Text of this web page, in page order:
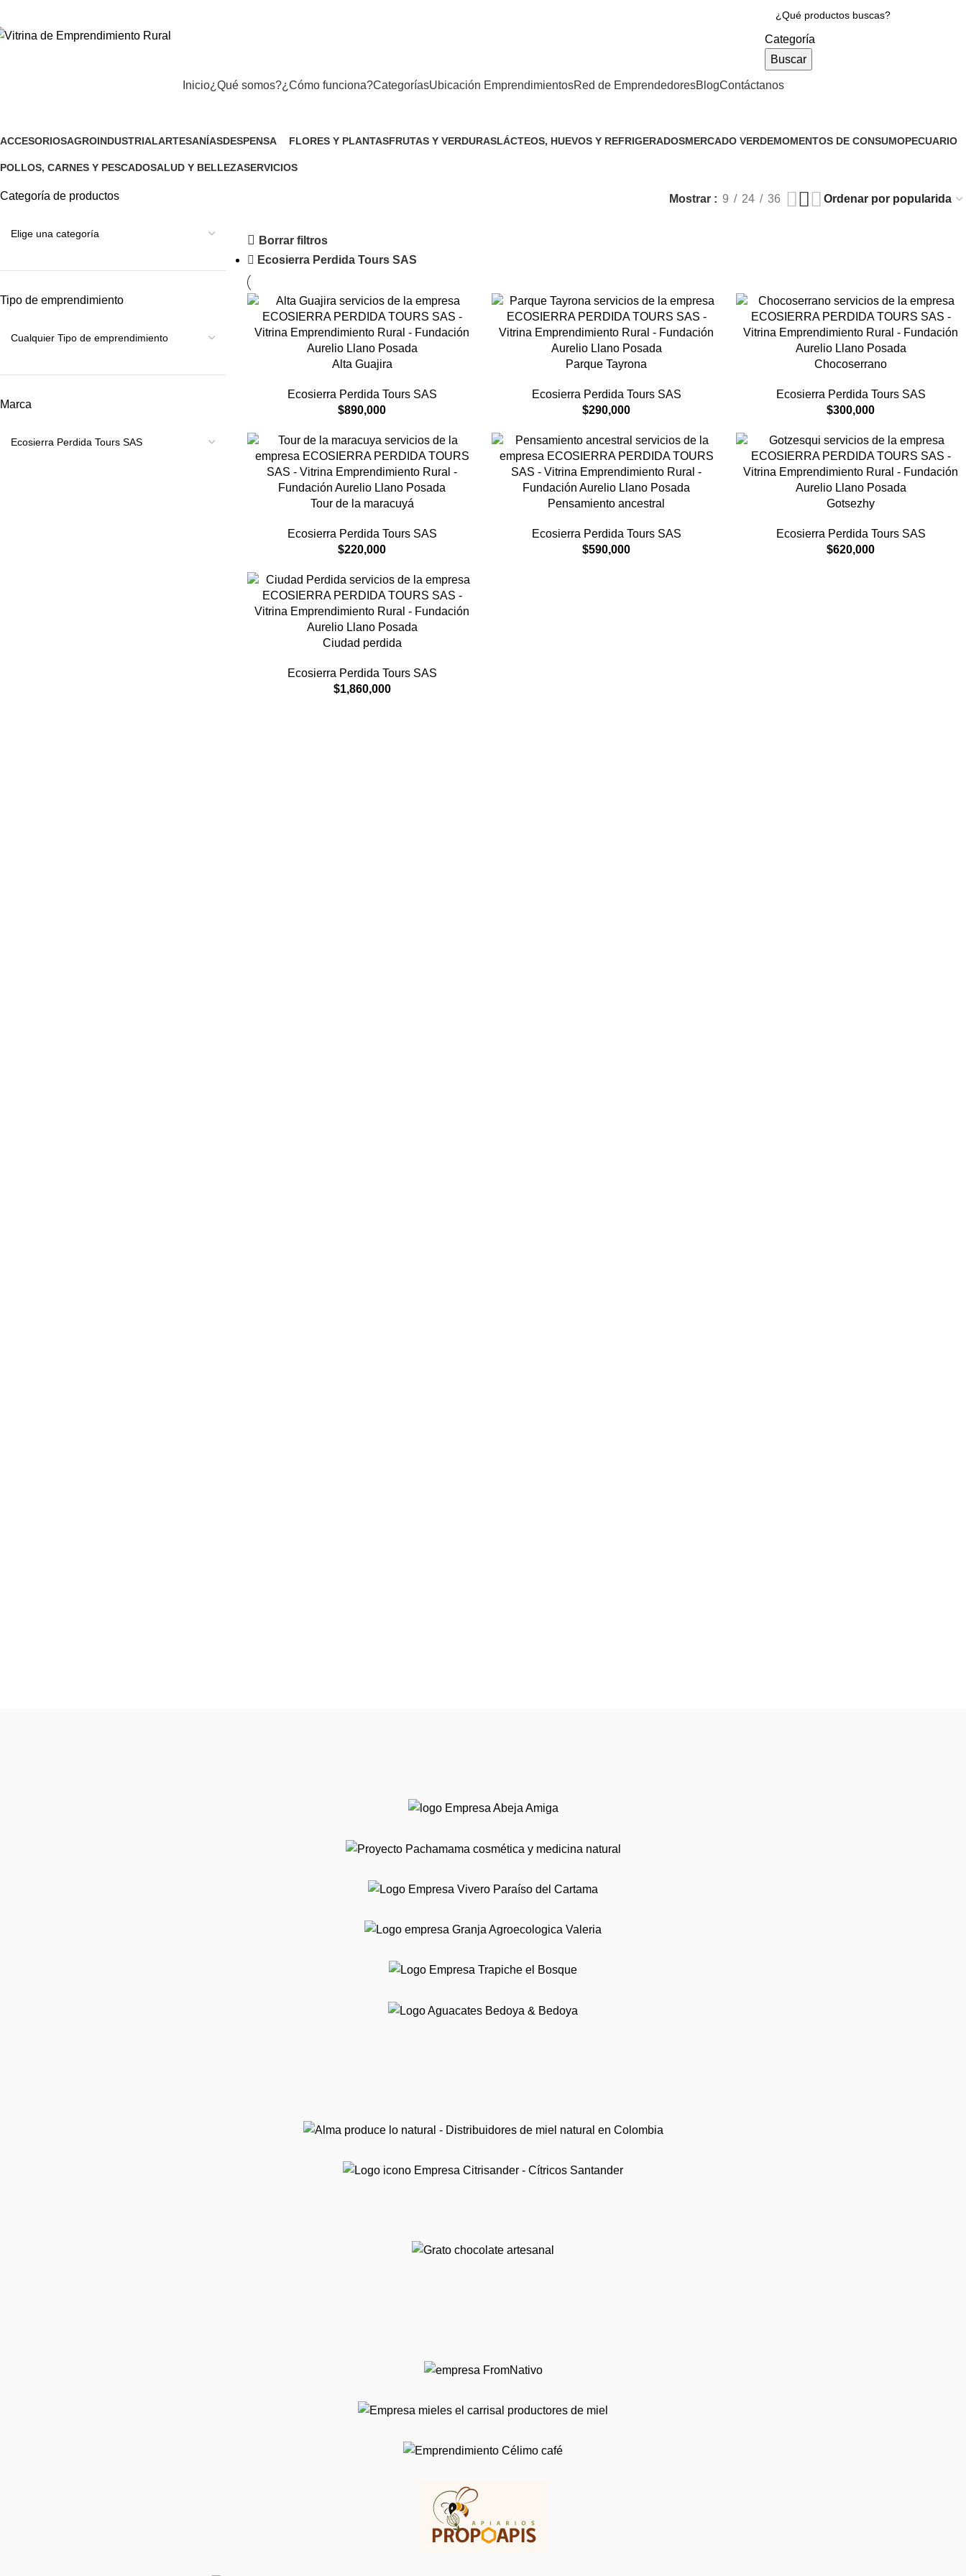
Categoría
Buscar
Inicio¿Qué somos?¿Cómo funciona?CategoríasUbicación EmprendimientosRed de EmprendedoresBlogContáctanos
ACCESORIOSAGROINDUSTRIALARTESANÍASDESPENSA
FLORES Y PLANTASFRUTAS Y VERDURASLÁCTEOS, HUEVOS Y REFRIGERADOSMERCADO VERDEMOMENTOS DE CONSUMOPECUARIO
POLLOS, CARNES Y PESCADOSALUD Y BELLEZASERVICIOS
Categoría de productos
Tipo de emprendimiento
Marca
Mostrar 9 24 36
Borrar filtros
Ecosierra Perdida Tours SAS
Alta Guajira
Ecosierra Perdida Tours SAS
$890,000
Parque Tayrona
Ecosierra Perdida Tours SAS
$290,000
Chocoserrano
Ecosierra Perdida Tours SAS
$300,000
Tour de la maracuyá
Ecosierra Perdida Tours SAS
$220,000
Pensamiento ancestral
Ecosierra Perdida Tours SAS
$590,000
Gotsezhy
Ecosierra Perdida Tours SAS
$620,000
Ciudad perdida
Ecosierra Perdida Tours SAS
$1,860,000